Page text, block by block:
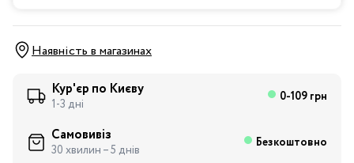
Наявність в магазинах
Кур'єр по Києву
1-3 дні 0-109 грн
Самовивіз
30 хвилин – 5 днів Безкоштовно